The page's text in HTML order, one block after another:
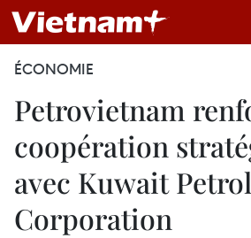
ÉCONOMIE
Petrovietnam
coopération
avec Kuwait
Corporation